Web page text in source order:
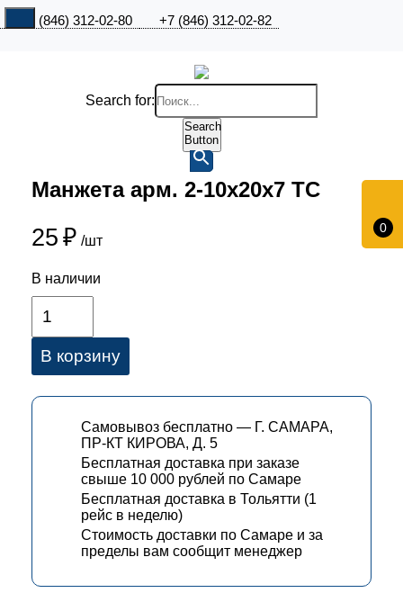
+7 (846) 312-02-80 +7 (846) 312-02-82
0
Search for:
Search
Button
Манжета арм. 2-10х20х7 ТС
25 ₽ /шт
В наличии
В корзину
Самовывоз бесплатно — Г. САМАРА,
ПР-КТ КИРОВА, Д. 5
Бесплатная доставка при заказе
свыше 10 000 рублей по Самаре
Бесплатная доставка в Тольятти (1
рейс в неделю)
Стоимость доставки по Самаре и за
пределы вам сообщит менеджер